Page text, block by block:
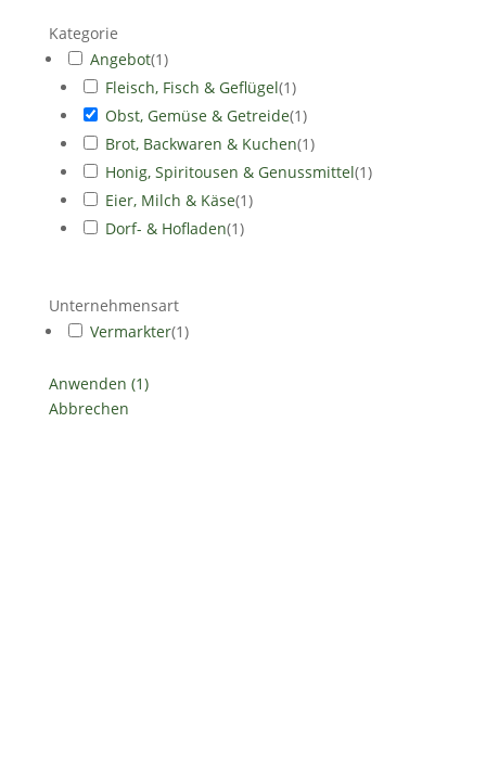
Kategorie
Angebot(1)
Fleisch, Fisch & Geflügel(1)
Obst, Gemüse & Getreide(1)
Brot, Backwaren & Kuchen(1)
Honig, Spiritousen & Genussmittel(1)
Eier, Milch & Käse(1)
Dorf- & Hofladen(1)
Unternehmensart
Vermarkter(1)
Anwenden (1)
Abbrechen